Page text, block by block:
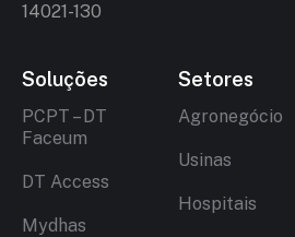
14021-130
Soluções
PCPT – DT
Faceum
DT Access
Mydhas
Setores
Agronegócio
Usinas
Hospitais